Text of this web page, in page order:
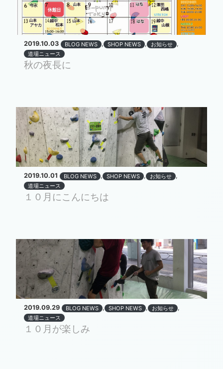
2019.10.03 BLOG NEWS , SHOP NEWS , お知らせ ,
道場ニュース
秋の夜長に
2019.10.01 BLOG NEWS , SHOP NEWS , お知らせ ,
道場ニュース
１０月にこんにちは
2019.09.29 BLOG NEWS , SHOP NEWS , お知らせ ,
道場ニュース
１０月が楽しみ